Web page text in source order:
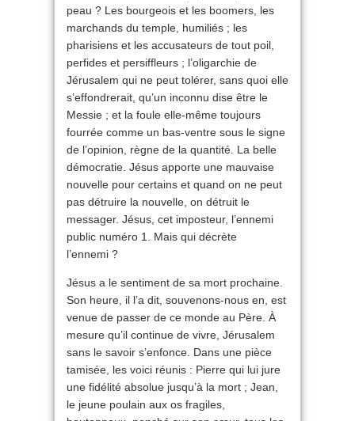
peau ? Les bourgeois et les boomers, les
marchands du temple, humiliés ; les
pharisiens et les accusateurs de tout poil,
perfides et persiffleurs ; l’oligarchie de
Jérusalem qui ne peut tolérer, sans quoi elle
s’effondrerait, qu’un inconnu dise être le
Messie ; et la foule elle-même toujours
fourrée comme un bas-ventre sous le signe
de l’opinion, règne de la quantité. La belle
démocratie. Jésus apporte une mauvaise
nouvelle pour certains et quand on ne peut
pas détruire la nouvelle, on détruit le
messager. Jésus, cet imposteur, l’ennemi
public numéro 1. Mais qui décrète
l’ennemi ?
Jésus a le sentiment de sa mort prochaine.
Son heure, il l’a dit, souvenons-nous en, est
venue de passer de ce monde au Père. À
mesure qu’il continue de vivre, Jérusalem
sans le savoir s’enfonce. Dans une pièce
tamisée, les voici réunis : Pierre qui lui jure
une fidélité absolue jusqu’à la mort ; Jean,
le jeune poulain aux os fragiles,